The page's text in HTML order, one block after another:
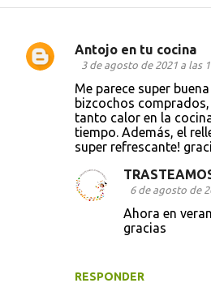
C
Antojo en tu cocina
3 de agosto de 2021 a las
Me parece super
bizcochos
tanto calor en la
tiempo. Además, el
super refrescante!
RESPONDER
6 de agosto de
Ahora en
gracias